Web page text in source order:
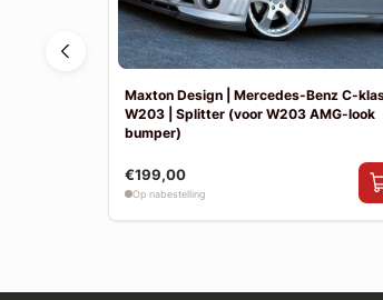
Maxton Design | Mercedes-Benz C-
W203 | Splitter (voor W203 AMG-look
bumper)
€199,00
Op nabestelling